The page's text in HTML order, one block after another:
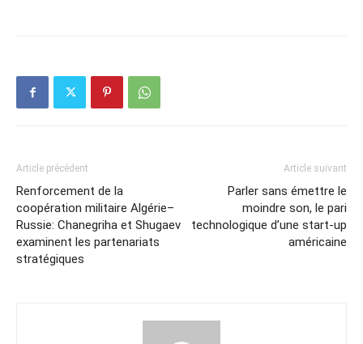
Article précédent
Renforcement de la
coopération militaire Algérie–
Russie: Chanegriha et Shugaev
examinent les partenariats
stratégiques
Article suivant
Parler sans émettre le
moindre son, le pari
technologique d’une start-up
américaine